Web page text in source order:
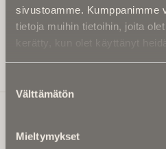
sivustoamme. Kumppanimme
tietoja muihin tietoihin, joita
kerätty, kun olet käyttänyt
valinta
Välttämätön
Mieltymykset
Ikuisuusmedia